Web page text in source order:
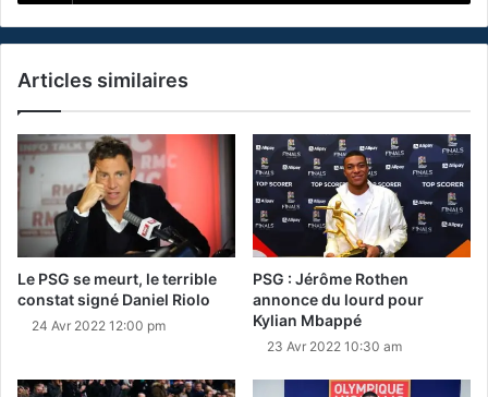
Articles similaires
Le PSG se meurt, le terrible
constat signé Daniel Riolo
24 Avr 2022 12:00 pm
PSG : Jérôme Rothen
annonce du lourd pour
Kylian Mbappé
23 Avr 2022 10:30 am